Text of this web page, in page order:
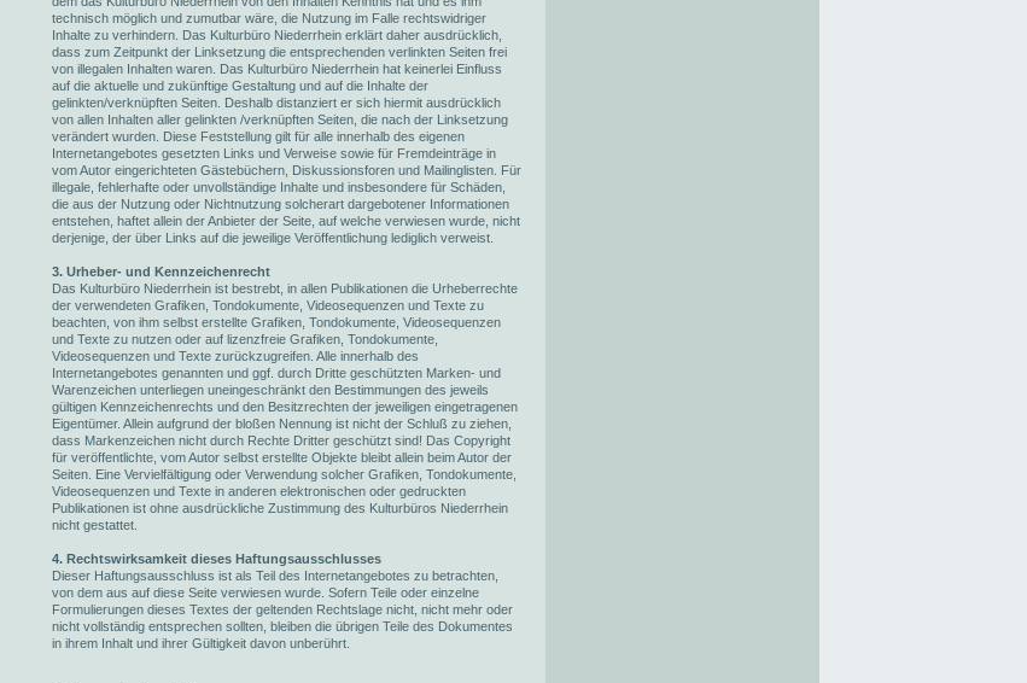
technisch möglich und zumutbar wäre, die Nutzung im Falle rechtswidriger
Inhalte zu verhindern. Das Kulturbüro Niederrhein erklärt daher ausdrücklich,
dass zum Zeitpunkt der Linksetzung die entsprechenden verlinkten Seiten frei
von illegalen Inhalten waren. Das Kulturbüro Niederrhein hat keinerlei Einfluss
auf die aktuelle und zukünftige Gestaltung und auf die Inhalte der
gelinkten/verknüpften Seiten. Deshalb distanziert er sich hiermit ausdrücklich
von allen Inhalten aller gelinkten /verknüpften Seiten, die nach der Linksetzung
verändert wurden. Diese Feststellung gilt für alle innerhalb des eigenen
Internetangebotes gesetzten Links und Verweise sowie für Fremdeinträge in
vom Autor eingerichteten Gästebüchern, Diskussionsforen und Mailinglisten. Für
illegale, fehlerhafte oder unvollständige Inhalte und insbesondere für Schäden,
die aus der Nutzung oder Nichtnutzung solcherart dargebotener Informationen
entstehen, haftet allein der Anbieter der Seite, auf welche verwiesen wurde, nicht
derjenige, der über Links auf die jeweilige Veröffentlichung lediglich verweist.
3. Urheber- und Kennzeichenrecht
Das Kulturbüro Niederrhein ist bestrebt, in allen Publikationen die Urheberrechte
der verwendeten Grafiken, Tondokumente, Videosequenzen und Texte zu
beachten, von ihm selbst erstellte Grafiken, Tondokumente, Videosequenzen
und Texte zu nutzen oder auf lizenzfreie Grafiken, Tondokumente,
Videosequenzen und Texte zurückzugreifen. Alle innerhalb des
Internetangebotes genannten und ggf. durch Dritte geschützten Marken- und
Warenzeichen unterliegen uneingeschränkt den Bestimmungen des jeweils
gültigen Kennzeichenrechts und den Besitzrechten der jeweiligen eingetragenen
Eigentümer. Allein aufgrund der bloßen Nennung ist nicht der Schluß zu ziehen,
dass Markenzeichen nicht durch Rechte Dritter geschützt sind! Das Copyright
für veröffentlichte, vom Autor selbst erstellte Objekte bleibt allein beim Autor der
Seiten. Eine Vervielfältigung oder Verwendung solcher Grafiken, Tondokumente,
Videosequenzen und Texte in anderen elektronischen oder gedruckten
Publikationen ist ohne ausdrückliche Zustimmung des Kulturbüros Niederrhein
nicht gestattet.
4. Rechtswirksamkeit dieses Haftungsausschlusses
Dieser Haftungsausschluss ist als Teil des Internetangebotes zu betrachten,
von dem aus auf diese Seite verwiesen wurde. Sofern Teile oder einzelne
Formulierungen dieses Textes der geltenden Rechtslage nicht, nicht mehr oder
nicht vollständig entsprechen sollten, bleiben die übrigen Teile des Dokumentes
in ihrem Inhalt und ihrer Gültigkeit davon unberührt.